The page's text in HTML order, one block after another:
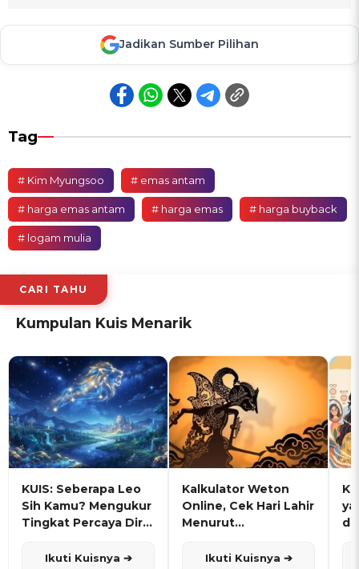
Jadikan Sumber Pilihan
Tag
# Kim Myungsoo # emas antam
# harga emas antam # harga emas # harga buyback
# logam mulia
CARI TAHU
Kumpulan Kuis Menarik
KUIS: Seberapa Leo
Sih Kamu? Mengukur
Tingkat Percaya Diri
Ikuti Kuisnya ➔
Kalkulator Weton
Online, Cek Hari Lahir
Menurut
Ikuti Kuisnya ➔